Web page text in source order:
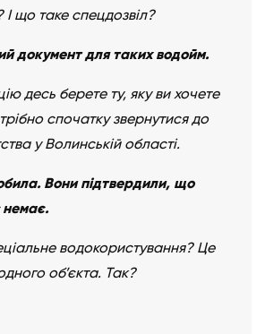
І що таке спецдозвіл?
документ для таких водойм.
десь берете ту, яку ви хочете
спочатку звернутися до
у Волинській області.
Вони підтвердили, що
немає.
водокористування? Це
об’єкта. Так?